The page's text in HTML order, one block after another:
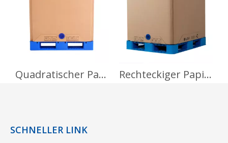
Palmöltransport
Quadratischer Papier-IBC Rechteckiger Papier-IBC
SCHNELLER LINK